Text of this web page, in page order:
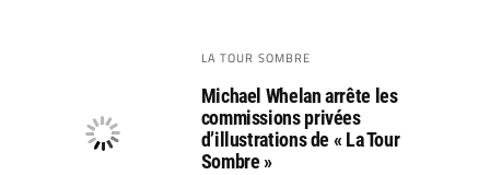
LA TOUR SOMBRE
Michael Whelan arrête les
commissions privées
d’illustrations de « La Tour
Sombre »